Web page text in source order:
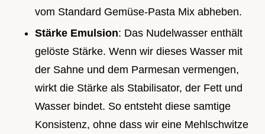
vom Standard Gemüse-Pasta Mix abheben.
Stärke Emulsion: Das Nudelwasser enthält
gelöste Stärke. Wenn wir dieses Wasser mit
der Sahne und dem Parmesan vermengen,
wirkt die Stärke als Stabilisator, der Fett und
Wasser bindet. So entsteht diese samtige
Konsistenz, ohne dass wir eine Mehlschwitze